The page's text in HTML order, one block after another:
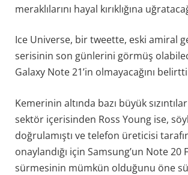
meraklılarını hayal kırıklığına
Ice Universe, bir tweette, eski amiral
serisinin son günlerini görmüş
Galaxy Note 21’in olmayacağını
Kemerinin altında bazı büyük
sektör içerisinden Ross Young ise,
doğrulamıştı ve telefon üreticisi
onaylandığı için Samsung’un Note 20
sürmesinin mümkün olduğunu öne